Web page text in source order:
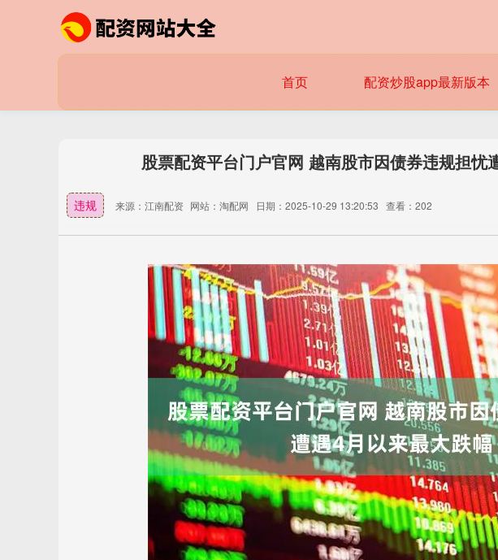
首页 配资炒股app最新版本
股票配资平台门户官网 越南股市因债券违规担忧
违规 来源：江南配资 网站：淘配网 日期：2025-10-29 13:20:53 查看：202